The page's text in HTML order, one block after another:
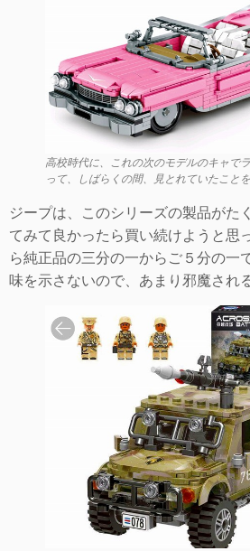
高校時代に、これの次のモデルのキャで
って、しばらくの間、見とれていたこと
ジープは、このシリーズの製品がた
てみて良かったら買い続けようと思
ら純正品の三分の一からご５分の一
味を示さないので、あまり邪魔され